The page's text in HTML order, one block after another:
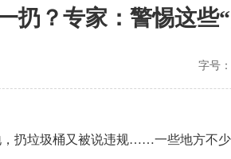
扔？专家：警惕这些
字号
扔垃圾桶又被说违规……一些地方不少